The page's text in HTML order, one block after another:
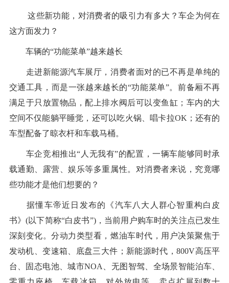
这些新功能，对消费者的吸引力有多大？车企为何在
这方面发力？
车辆的“功能菜单”越来越长
走进新能源汽车展厅，消费者面对的已不再是单纯的
交通工具，而是一张越来越长的“功能菜单”。前备厢不再
满足于只放置物品，配上排水阀后可以变鱼缸；车内的大
空间不仅能躺平睡觉，还可以吃火锅、唱卡拉OK；还有的
车型配备了晾衣杆和车载马桶。
车企竞相推出“人无我有”的配置，一辆车能够同时承
载通勤、露营、娱乐等多重属性。对消费者来说，究竟哪
些功能才是他们想要的？
据懂车帝近日发布的《汽车八大人群心智重构白皮
书》(以下简称“白皮书”)，当前用户购车时的关注点已发生
深刻变化。分动力类型看，燃油车时代，用户决策聚焦于
发动机、变速箱、底盘三大件；新能源时代，800V高压平
台、固态电池、城市NOA、无图智驾、全场景智能泊车、